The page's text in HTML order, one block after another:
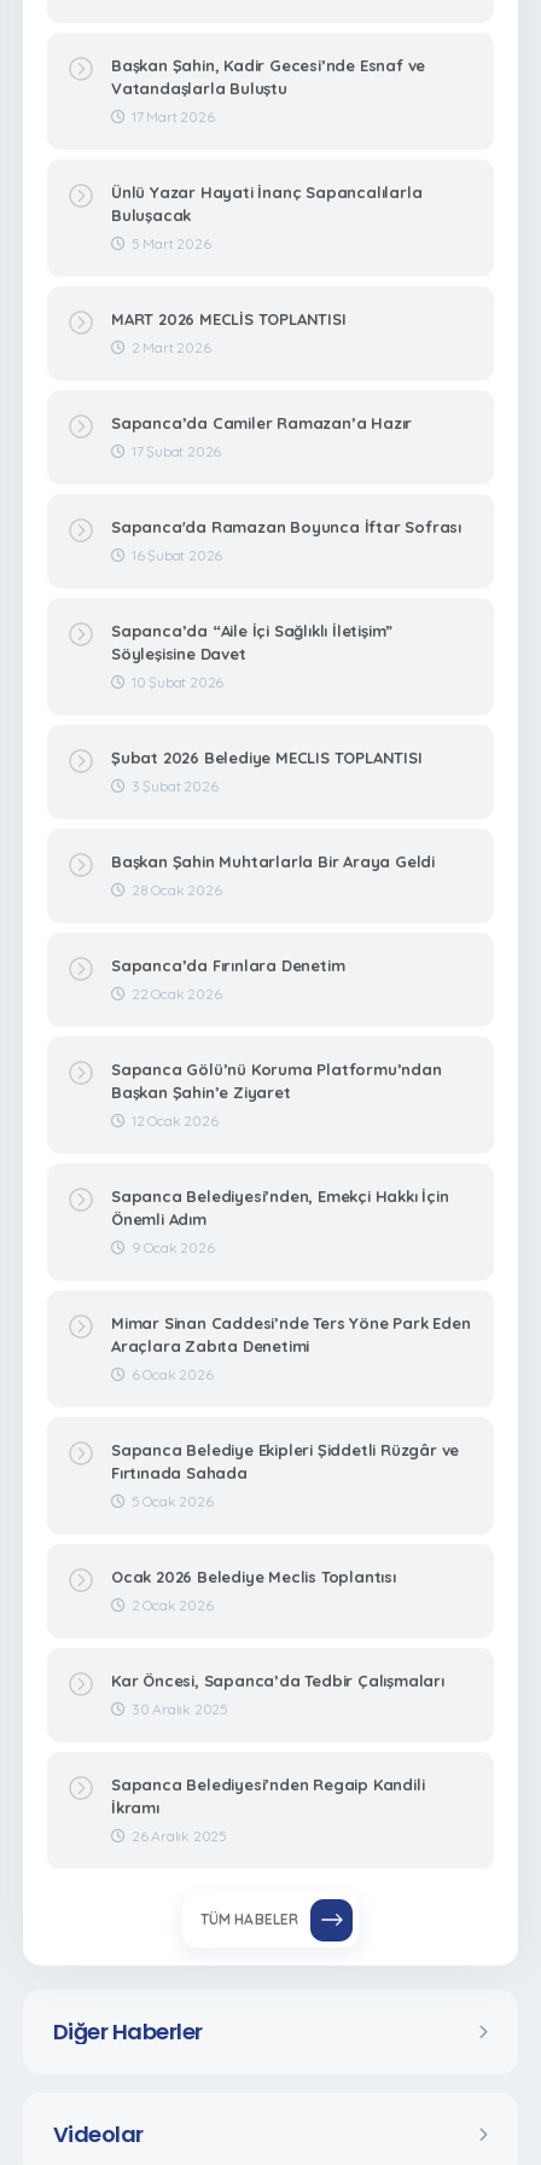
Diğer Haberler
Videolar
Başkan Şahin, Kadir Gecesi’nde Esnaf ve
Vatandaşlarla Buluştu
17 Mart 2026
Ünlü Yazar Hayati İnanç Sapancalılarla
Buluşacak
5 Mart 2026
MART 2026 MECLİS TOPLANTISI
2 Mart 2026
Sapanca’da Camiler Ramazan’a Hazır
17 Şubat 2026
Sapanca'da Ramazan Boyunca İftar Sofrası
16 Şubat 2026
Sapanca’da “Aile İçi Sağlıklı İletişim”
Söyleşisine Davet
10 Şubat 2026
Şubat 2026 Belediye MECLIS TOPLANTISI
3 Şubat 2026
Başkan Şahin Muhtarlarla Bir Araya Geldi
28 Ocak 2026
Sapanca’da Fırınlara Denetim
22 Ocak 2026
Sapanca Gölü’nü Koruma Platformu’ndan
Başkan Şahin’e Ziyaret
12 Ocak 2026
Sapanca Belediyesi’nden, Emekçi Hakkı İçin
Önemli Adım
9 Ocak 2026
Mimar Sinan Caddesi’nde Ters Yöne Park Eden
Araçlara Zabıta Denetimi
6 Ocak 2026
Sapanca Belediye Ekipleri Şiddetli Rüzgâr ve
Fırtınada Sahada
5 Ocak 2026
Ocak 2026 Belediye Meclis Toplantısı
2 Ocak 2026
Kar Öncesi, Sapanca’da Tedbir Çalışmaları
30 Aralık 2025
Sapanca Belediyesi’nden Regaip Kandili
İkramı
26 Aralık 2025
TÜM HABELER